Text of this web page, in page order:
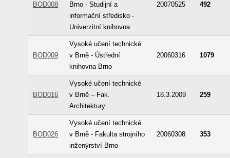
BOD008
Brno - Studijní a
informační středisko -
Univerzitní knihovna
20070525 492
BOD009
Vysoké učení technické
v Brně - Ústřední
knihovna Brno
20060316 1079
BOD016
Vysoké učení technické
v Brně – Fak.
Architektury
18.3.2009 259
BOD026
Vysoké učení technické
v Brně - Fakulta strojního
inženýrství Brno
20060308 353